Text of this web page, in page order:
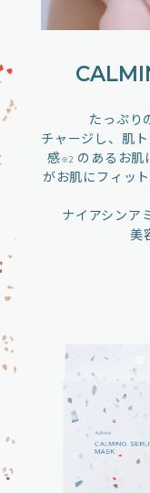
たっぷり
チャージし、 肌
感 ※2 のあるお肌
がお肌にフィット
ナイアシンア
美